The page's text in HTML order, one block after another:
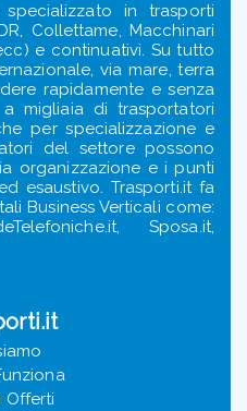
in trasporti
Collettame, Macchinari
e continuativi. Su tutto
via mare, terra
rapidamente e senza
migliaia di trasportatori
per specializzazione e
del settore possono
organizzazione e i punti
esaustivo. Trasporti.it fa
Business Verticali come:
Sposa.it,
Offerti